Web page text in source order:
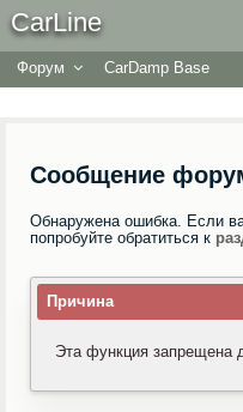
CarLine
Форум CarDamp Base
Сообщение
Обнаружена ошибка. Если
попробуйте обратиться к
Причина
Эта функция запрещена